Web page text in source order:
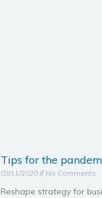
Tips for the
03/11/2020 No Comments
Reshape strategy for